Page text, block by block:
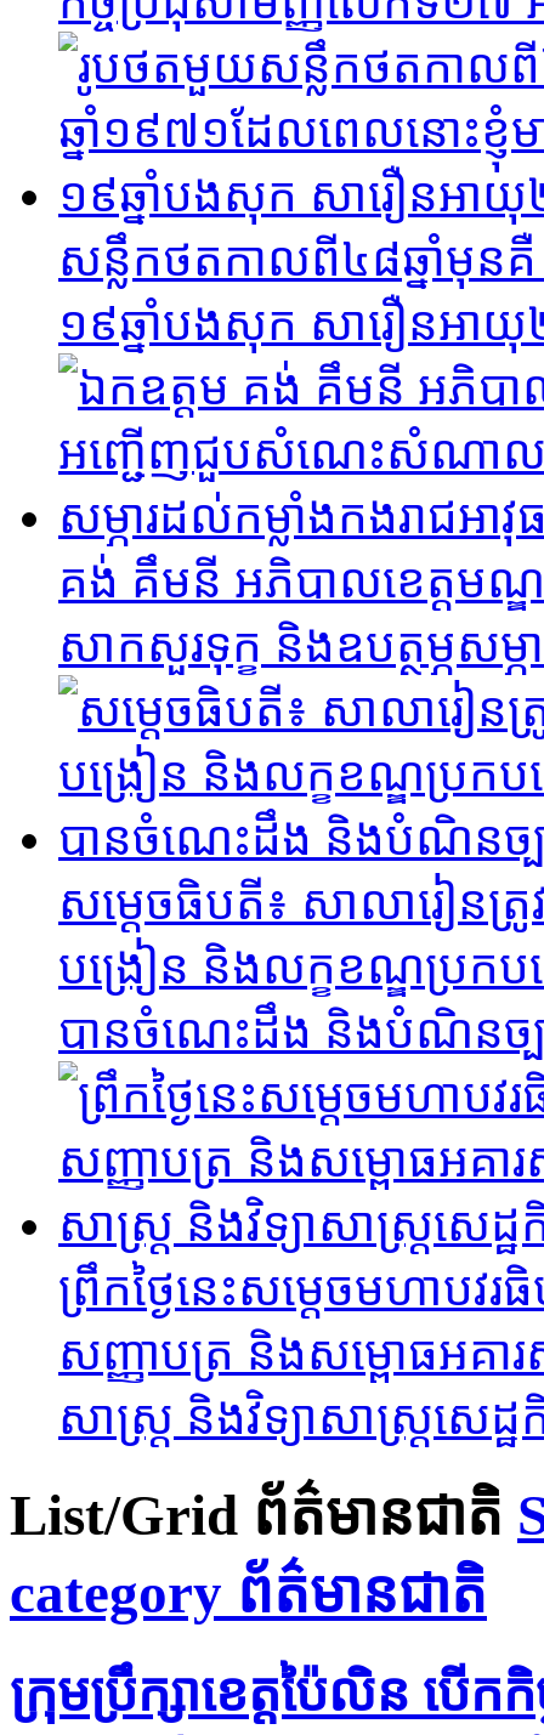
សន្លឹកថតកាលពី៤៨ឆ្នាំមុន
១៩ឆ្នាំបងសុក សារឿនអាយុ
គង់ គឹមនី អភិបាលខេត្ត
សាកសួរទុក្ខ និងឧបត្ថម្ភសម្ភ
សម្ដេចធិបតី​៖ សាលារៀនត្
បង្រៀន និងលក្ខខណ្ឌប្រក
បានចំណេះដឹង និងបំណិនច្
ព្រឹកថ្ងៃនេះសម្តេចមហាប
សញ្ញាបត្រ និងសម្ពោធអគា
សាស្ត្រ និងវិទ្យាសាស្ត្រសេដ្ឋ
List/Grid ព័ត៌មានជាតិ
category ព័ត៌មានជាតិ
ក្រុមប្រឹក្សាខេត្តប៉ៃលិន បើ